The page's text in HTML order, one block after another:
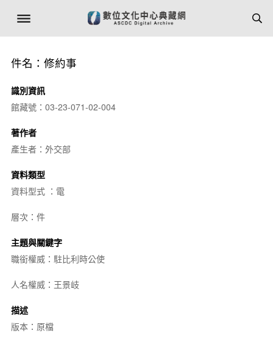
件名：修約事
識別資訊
館藏號：03-23-071-02-004
著作者
產生者：外交部
資料類型
資料型式 ：電
層次：件
主題與關鍵字
職銜權威：駐比利時公使
人名權威：王景岐
描述
版本：原檔